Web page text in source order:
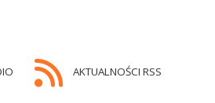
AKTUALNOŚCI RSS